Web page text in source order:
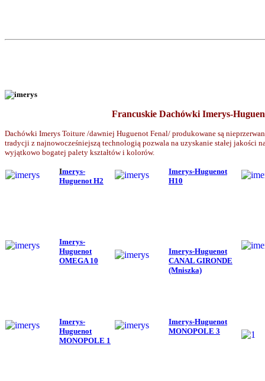
Francuskie Dachówki Imerys-
Dachówki Imerys Toiture /dawniej Huguenot Fenal/ produkowane są
tradycji z najnowocześniejszą technologią pozwala na uzyskanie stałej jakości
wyjątkowo bogatej palety kształtów i kolorów.
Imerys-
Huguenot H2
Imerys-Huguenot
H10
Imerys-
Huguenot
OMEGA 10
Imerys-Huguenot
CANAL GIRONDE
(Mniszka)
Imerys-
Huguenot
MONOPOLE 1
Imerys-Huguenot
MONOPOLE 3